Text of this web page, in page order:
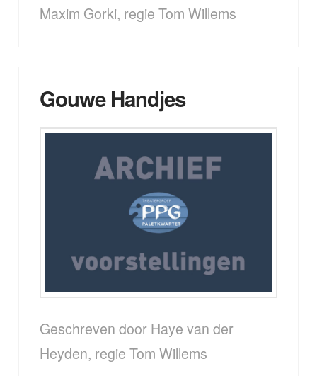
Maxim Gorki, regie Tom Willems
Gouwe Handjes
Geschreven door Haye van der
Heyden, regie Tom Willems